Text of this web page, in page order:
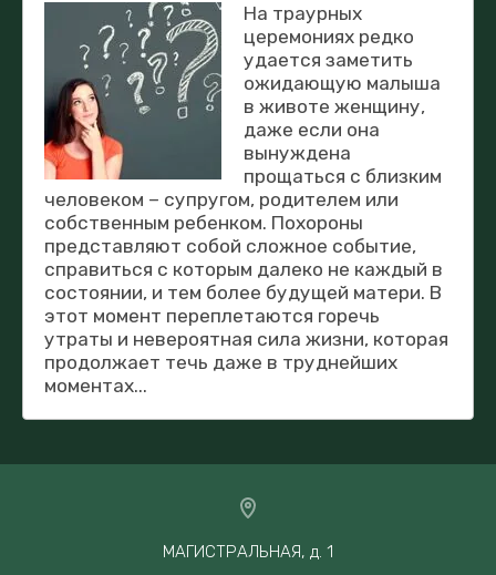
На траурных
церемониях редко
удается заметить
ожидающую малыша
в животе женщину,
даже если она
вынуждена
прощаться с близким
человеком – супругом, родителем или
собственным ребенком. Похороны
представляют собой сложное событие,
справиться с которым далеко не каждый в
состоянии, и тем более будущей матери. В
этот момент переплетаются горечь
утраты и невероятная сила жизни, которая
продолжает течь даже в труднейших
моментах...
МАГИСТРАЛЬНАЯ, д. 1